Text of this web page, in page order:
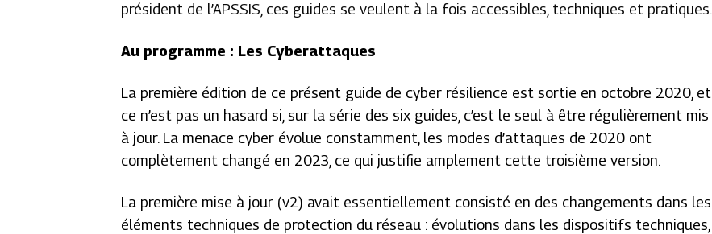
président de l’APSSIS, ces guides se veulent à la fois accessibles, techniques et pratiques.
Au programme : Les Cyberattaques
La première édition de ce présent guide de cyber résilience est sortie en octobre 2020, et
ce n’est pas un hasard si, sur la série des six guides, c’est le seul à être régulièrement mis
à jour. La menace cyber évolue constamment, les modes d’attaques de 2020 ont
complètement changé en 2023, ce qui justifie amplement cette troisième version.
La première mise à jour (v2) avait essentiellement consisté en des changements dans les
éléments techniques de protection du réseau : évolutions dans les dispositifs techniques,